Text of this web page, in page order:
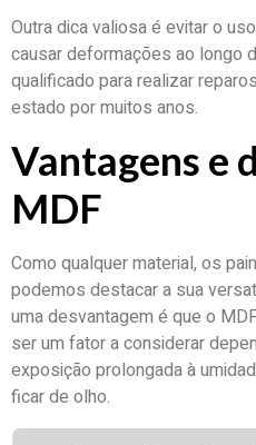
Outra dica valiosa é evitar o
causar deformações ao longo
qualificado para realizar
estado por muitos anos.
Vantagens e
MDF
Como qualquer material, os
podemos destacar a sua
uma desvantagem é que o
ser um fator a considerar
exposição prolongada à
ficar de olho.